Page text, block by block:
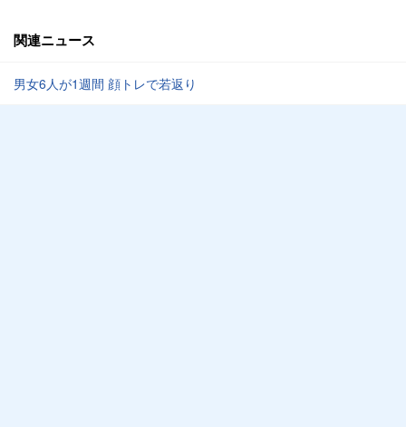
関連ニュース
男女6人が1週間 顔トレで若返り